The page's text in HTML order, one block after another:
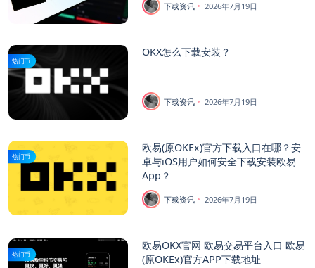
下载资讯 2026年7月19日
热门币
OKX怎么下载安装？
下载资讯 2026年7月19日
热门币
欧易(原OKEx)官方下载入口在哪？安
卓与iOS用户如何安全下载安装欧易
App？
下载资讯 2026年7月19日
热门币
欧易OKX官网 欧易交易平台入口 欧易
(原OKEx)官方APP下载地址